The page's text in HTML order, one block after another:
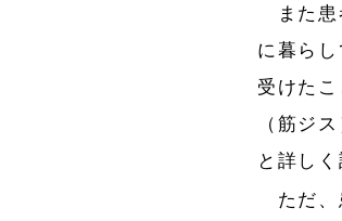
また患
に暮ら
受けた
（筋ジ
と詳し
ただ、